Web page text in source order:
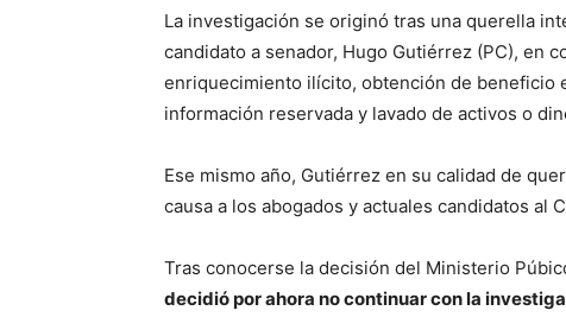
La investigación se originó tras una querella
candidato a senador, Hugo Gutiérrez (PC), en
enriquecimiento ilícito, obtención de beneficio
información reservada y lavado de activos o
Ese mismo año, Gutiérrez en su calidad de
causa a los abogados y actuales candidatos al
Tras conocerse la decisión del Ministerio
decidió por ahora no continuar con la